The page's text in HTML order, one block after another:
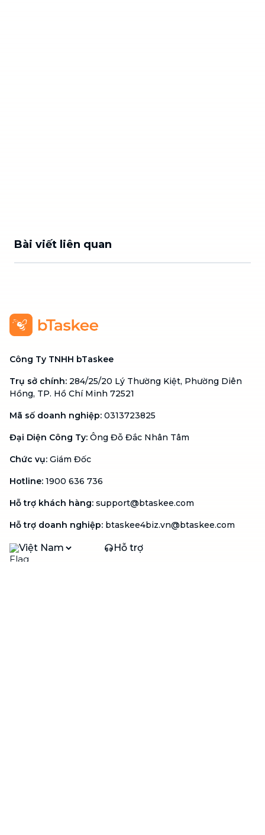
Bài viết liên quan
Công Ty TNHH bTaskee
Trụ sở chính: 284/25/20 Lý Thường Kiệt, Phường Diên
Hồng, TP. Hồ Chí Minh 72521
Mã số doanh nghiệp: 0313723825
Đại Diện Công Ty: Ông Đỗ Đắc Nhân Tâm
Chức vụ: Giám Đốc
Hotline: 1900 636 736
Hỗ trợ khách hàng: support@btaskee.com
Hỗ trợ doanh nghiệp: btaskee4biz.vn@btaskee.com
Việt Nam Hỗ trợ